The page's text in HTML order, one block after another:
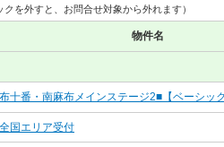
クを外すと、お問合せ対象から外れます）
物件名
十番・南麻布メインステージ2■【ベーシッ
国エリア受付